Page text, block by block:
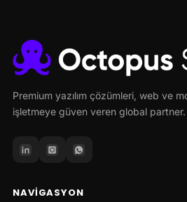
Premium yazılım çözümleri, web ve
işletmeye güven veren global partner.
NAVIGASYON